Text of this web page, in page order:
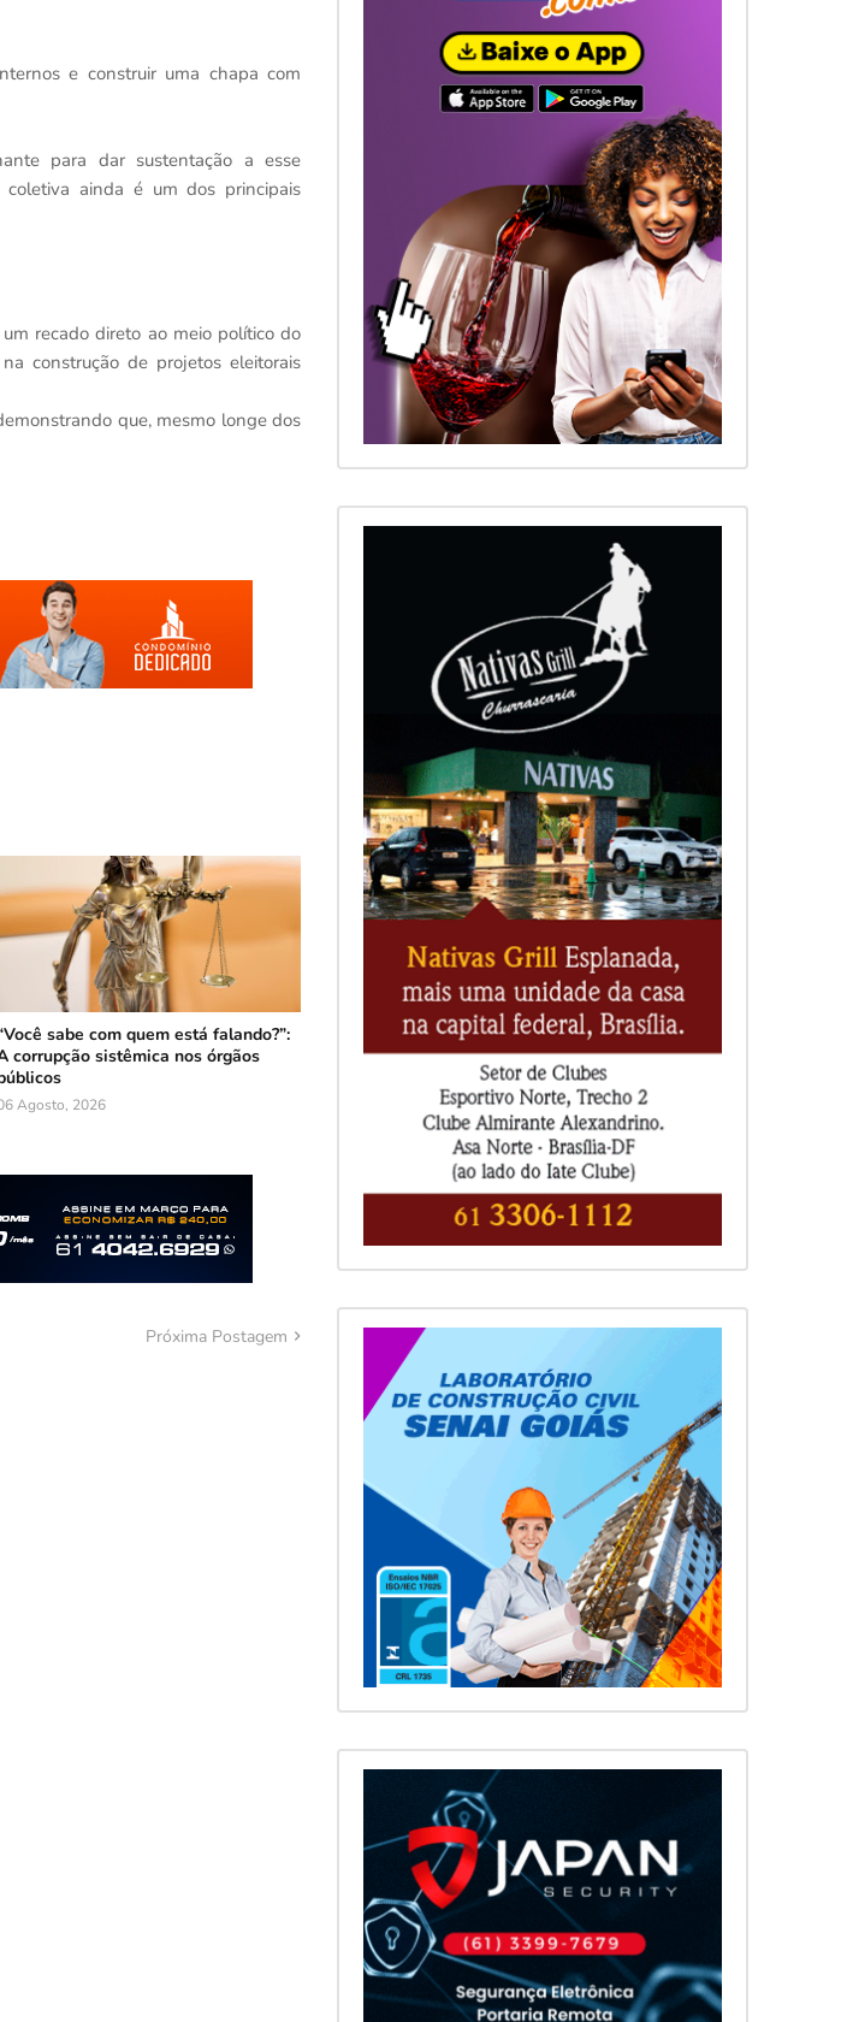
e construir uma chapa com
para dar sustentação a esse
coletiva ainda é um dos principais
recado direto ao meio político do
construção de projetos eleitorais
que, mesmo longe dos
sabe com quem está falando?”:
corrupção sistêmica nos órgãos
Agosto, 2026
Próxima Postagem